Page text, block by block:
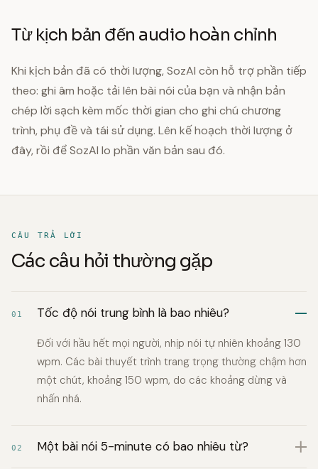
Từ kịch bản đến audio hoàn chỉnh
Khi kịch bản đã có thời lượng, SozAI còn hỗ trợ phần tiếp
theo: ghi âm hoặc tải lên bài nói của bạn và nhận bản
chép lời sạch kèm mốc thời gian cho ghi chú chương
trình, phụ đề và tái sử dụng. Lên kế hoạch thời lượng ở
đây, rồi để SozAI lo phần văn bản sau đó.
CÂU TRẢ LỜI
Các câu hỏi thường gặp
01 Tốc độ nói trung bình là bao nhiêu?
Đối với hầu hết mọi người, nhịp nói tự nhiên khoảng 130
wpm. Các bài thuyết trình trang trọng thường chậm hơn
một chút, khoảng 150 wpm, do các khoảng dừng và
nhấn nhá.
02 Một bài nói 5-minute có bao nhiêu từ?